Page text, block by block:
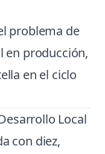
problema de
en producción,
en el ciclo
Local
con diez,